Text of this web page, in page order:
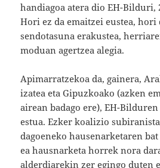
handiagoa atera dio EH-Bilduri,
Hori ez da emaitzei eustea,
sendotasuna erakustea,
moduan agertzea alegia.
Apimarratzekoa da, gainera,
izatea eta Gipuzkoako (azken
airean badago ere), EH-
estua. Ezker koalizio
dagoeneko hausenarketaren
ea hausnarketa horrek nora
alderdiarekin zer egingo duten